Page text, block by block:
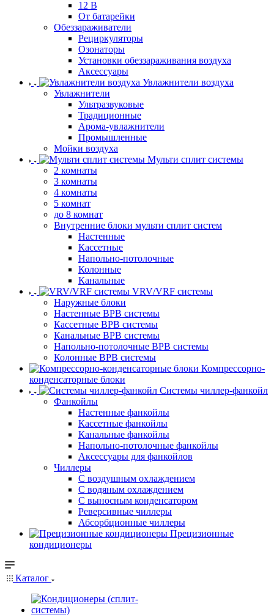
12 В
От батарейки
Обеззараживатели
Рециркуляторы
Озонаторы
Установки обеззараживания воздуха
Аксессуары
Увлажнители воздуха
Увлажнители
Ультразвуковые
Традиционные
Арома-увлажнители
Промышленные
Мойки воздуха
Мульти сплит системы
2 комнаты
3 комнаты
4 комнаты
5 комнат
до 8 комнат
Внутренние блоки мульти сплит систем
Настенные
Кассетные
Напольно-потолочные
Колонные
Канальные
VRV/VRF системы
Наружные блоки
Настенные ВРВ системы
Кассетные ВРВ системы
Канальные ВРВ системы
Напольно-потолочные ВРВ системы
Колонные ВРВ системы
Компрессорно-
конденсаторные блоки
Системы чиллер-фанкойл
Фанкойлы
Настенные фанкойлы
Кассетные фанкойлы
Канальные фанкойлы
Напольно-потолочные фанкойлы
Аксессуары для фанкойлов
Чиллеры
С воздушным охлаждением
С водяным охлаждением
С выносным конденсатором
Реверсивные чиллеры
Абсорбционные чиллеры
Прецизионные
кондиционеры
Каталог